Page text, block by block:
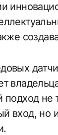
подход не
вход, но